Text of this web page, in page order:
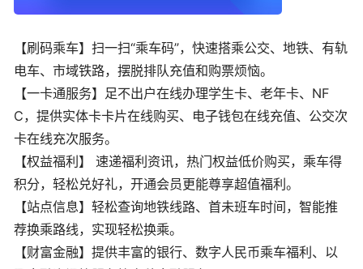
【刷码乘车】扫一扫“乘车码”，快速搭乘公交、地铁、有轨
电车、市域铁路，摆脱排队充值和购票烦恼。
【一卡通服务】足不出户在线办理学生卡、老年卡、NF
C，提供实体卡卡片在线购买、电子钱包在线充值、公交次
卡在线充次服务。
【权益福利】 速递福利资讯，热门权益低价购买，乘车得
积分，轻松兑好礼，开通会员更能尊享超值福利。
【站点信息】轻松查询地铁线路、首未班车时间，智能推
荐换乘路线，实现轻松换乘。
【财富金融】提供丰富的银行、数字人民币乘车福利、以